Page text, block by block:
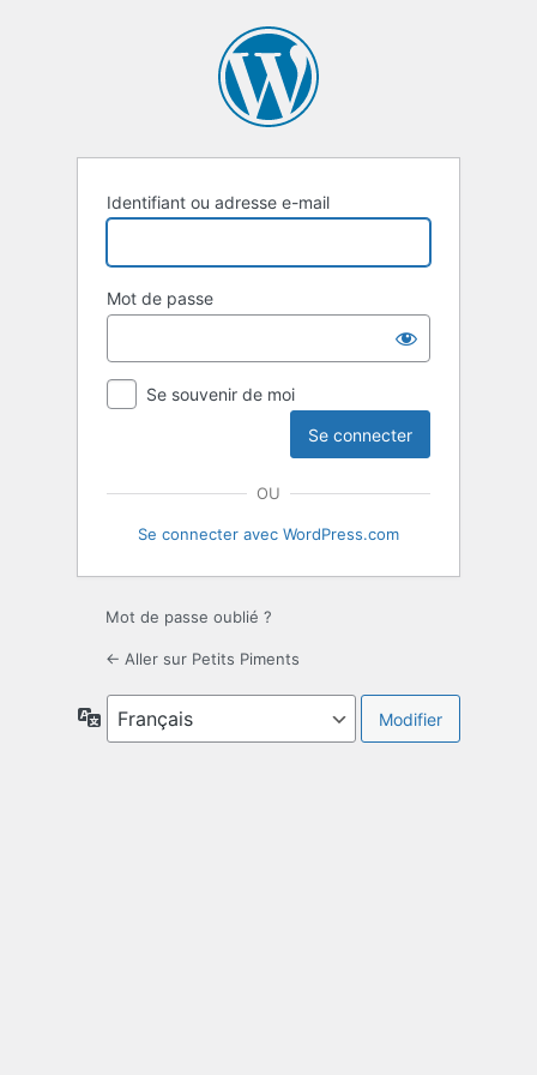
Identifiant ou adresse e-mail
Mot de passe
Se souvenir de moi
OU
Se connecter avec WordPress.com
Mot de passe oublié ?
← Aller sur Petits Piments
Langue